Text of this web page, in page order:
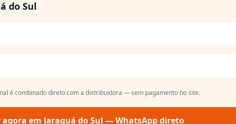
do Sul
é combinado direto com a distribuidora — sem pagamento no site.
agora em Jaraguá do Sul — WhatsApp direto